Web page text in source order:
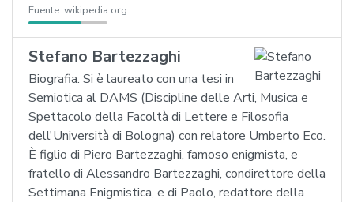
Fuente: wikipedia.org
Stefano Bartezzaghi
Biografia. Si è laureato con una tesi in
Semiotica al DAMS (Discipline delle Arti, Musica e
Spettacolo della Facoltà di Lettere e Filosofia
dell'Università di Bologna) con relatore Umberto Eco.
È figlio di Piero Bartezzaghi, famoso enigmista, e
fratello di Alessandro Bartezzaghi, condirettore della
Settimana Enigmistica, e di Paolo, redattore della